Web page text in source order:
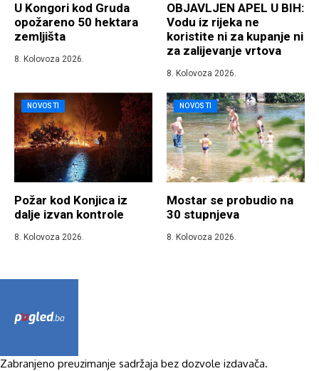
U Kongori kod Gruda
opožareno 50 hektara
zemljišta
8. Kolovoza 2026.
OBJAVLJEN APEL U BIH:
Vodu iz rijeka ne
koristite ni za kupanje ni
za zalijevanje vrtova
8. Kolovoza 2026.
NOVOSTI
Požar kod Konjica iz
dalje izvan kontrole
8. Kolovoza 2026.
NOVOSTI
Mostar se probudio na
30 stupnjeva
8. Kolovoza 2026.
Zabranjeno preuzimanje sadržaja bez dozvole izdavača.